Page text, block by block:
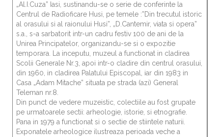
„Al.I.Cuza” Iasi, sustinandu-se o serie de conferinte la
Centrul de Radioficare Husi, pe temele :”Din trecutul istoric
al orasului si al raionului Husi”, „D.Cantemir, viata si opera”
s.a., s-a sarbatorit intr-un cadru festiv 100 de ani de la
Unirea Principatelor, organizandu-se si o expozitie
temporara. La inceputu, muzeul a functionat in cladirea
Scolii Generale Nr.3, apoi intr-o cladire din centrul orasului,
din 1960, in cladirea Palatului Episcopal, iar din 1983 in
Casa „Adam Mitache” situata pe strada (azi) General
Teleman nr.8.
Din punct de vedere muzeistic, colectiile au fost grupate
pe urmatoarele sectii: arheologie, istorie, si etnografie.
Pana in 1979 a functionat si o sectie de stiintele naturii.
Exponatele arheologice ilustreaza perioada veche a